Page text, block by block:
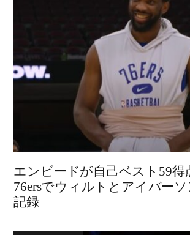
エンビードが自己ベスト59得
76ersでウィルトとアイバー
記録